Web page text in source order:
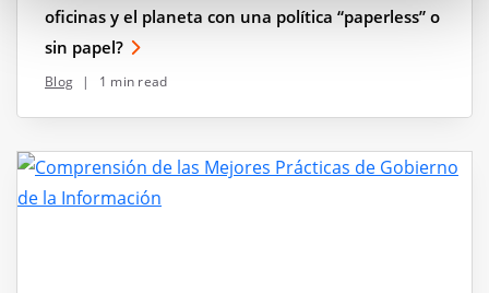
oficinas y el planeta con una política “paperless” o
sin papel?
Blog | 1 min read